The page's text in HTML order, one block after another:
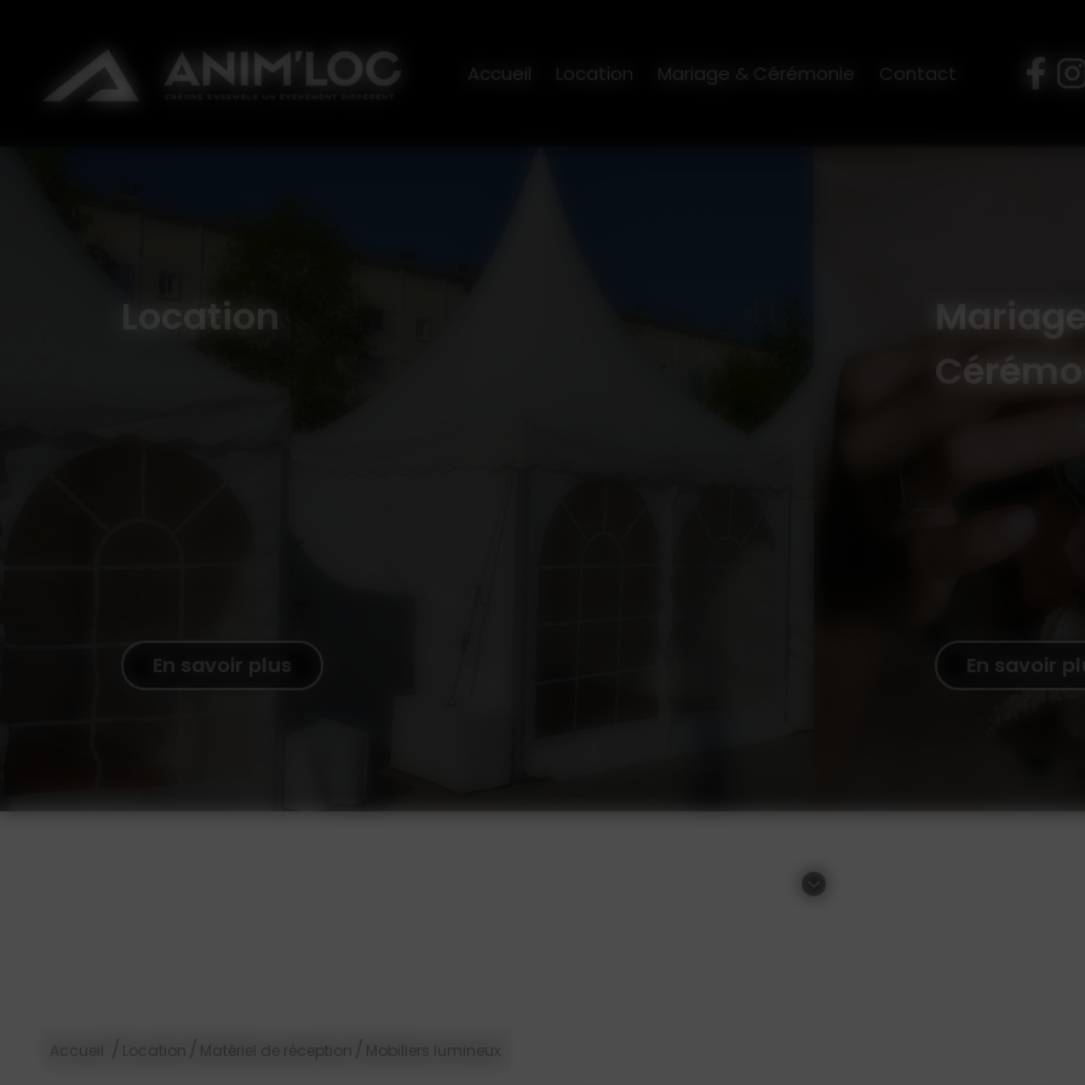
Accueil
Location Mariage & Cérémonie Contact
Location
En savoir plus En savoir
Accueil / Location / Matériel de réception / Mobiliers lumineux